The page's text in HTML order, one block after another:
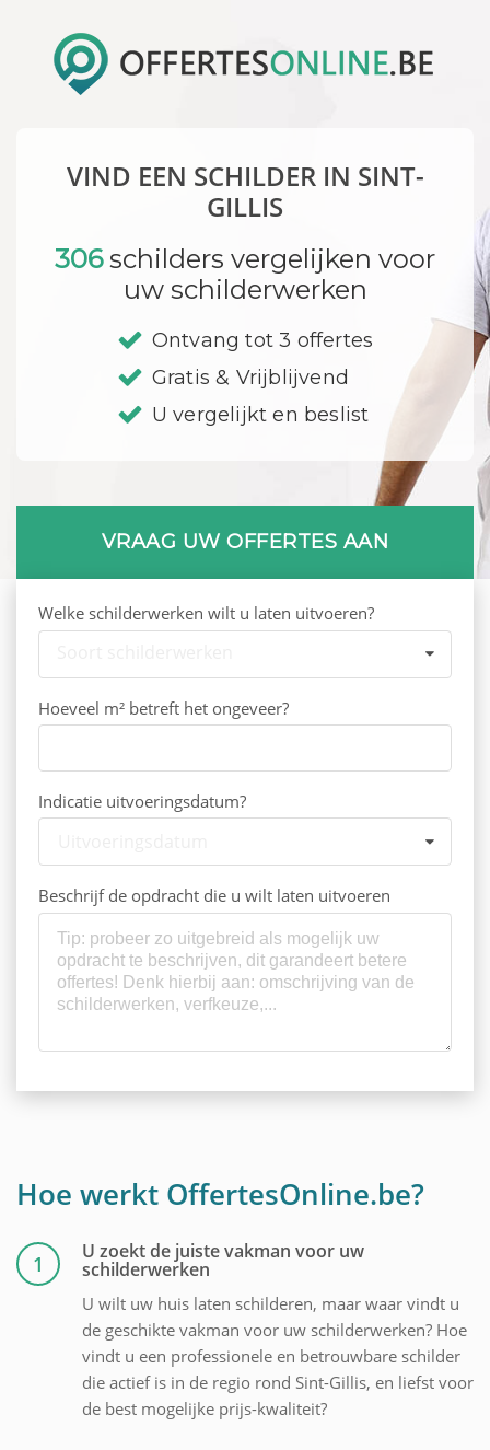
VIND EEN SCHILDER IN SINT-
GILLIS
306schilders vergelijken voor
uw schilderwerken
Ontvang tot 3 offertes
Gratis & Vrijblijvend
U vergelijkt en beslist
VRAAG UW OFFERTES AAN
Welke schilderwerken wilt u laten uitvoeren?
Hoeveel m² betreft het ongeveer?
Indicatie uitvoeringsdatum?
Beschrijf de opdracht die u wilt laten uitvoeren
Hoe werkt OffertesOnline.be?
1 U zoekt de juiste vakman voor uw
schilderwerken
U wilt uw huis laten schilderen, maar waar vindt u
de geschikte vakman voor uw schilderwerken? Hoe
vindt u een professionele en betrouwbare schilder
die actief is in de regio rond Sint-Gillis, en liefst voor
de best mogelijke prijs-kwaliteit?